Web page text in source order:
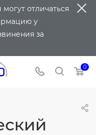
отличаться
у
за
0